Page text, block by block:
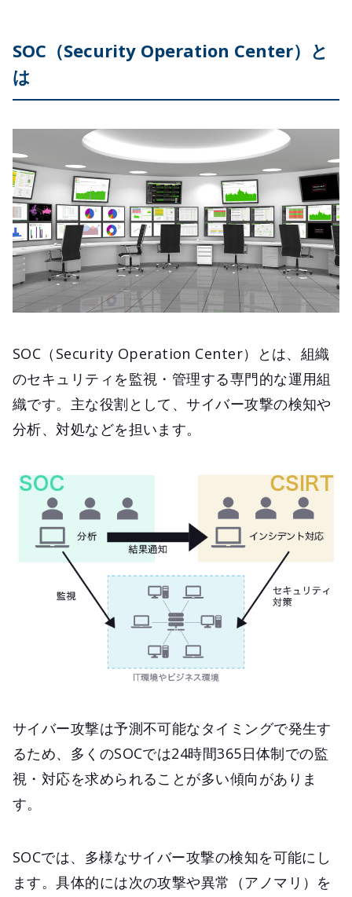
SOC（Security Operation Center）と
は
SOC（Security Operation Center）とは、組織
のセキュリティを監視・管理する専門的な運用組
織です。主な役割として、サイバー攻撃の検知や
分析、対処などを担います。
サイバー攻撃は予測不可能なタイミングで発生す
るため、多くのSOCでは24時間365日体制での監
視・対応を求められることが多い傾向がありま
す。
SOCでは、多様なサイバー攻撃の検知を可能にし
ます。具体的には次の攻撃や異常（アノマリ）を